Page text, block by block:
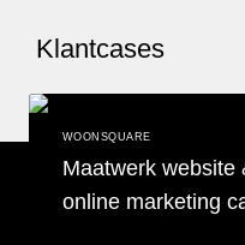
Klantcases
WOONSQUARE
Maatwerk website
online marketing